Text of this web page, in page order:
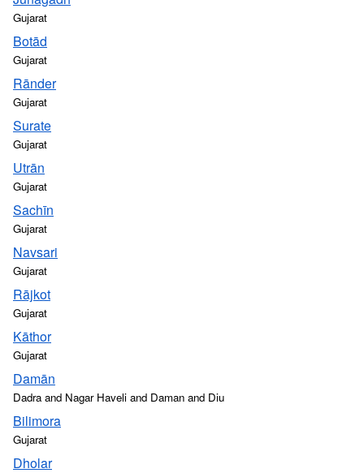
Gujarat
Botād
Gujarat
Rānder
Gujarat
Surate
Gujarat
Utrān
Gujarat
Sachīn
Gujarat
Navsari
Gujarat
Rājkot
Gujarat
Kāthor
Gujarat
Damān
Dadra and Nagar Haveli and Daman and Diu
Bilimora
Gujarat
Dholar